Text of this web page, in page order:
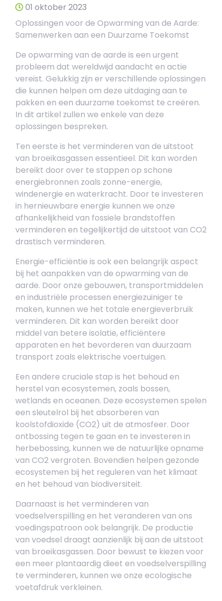
01 oktober 2023
Oplossingen voor de Opwarming van de Aarde:
Samenwerken aan een Duurzame Toekomst
De opwarming van de aarde is een urgent
probleem dat wereldwijd aandacht en actie
vereist. Gelukkig zijn er verschillende oplossingen
die kunnen helpen om deze uitdaging aan te
pakken en een duurzame toekomst te creëren.
In dit artikel zullen we enkele van deze
oplossingen bespreken.
Ten eerste is het verminderen van de uitstoot
van broeikasgassen essentieel. Dit kan worden
bereikt door over te stappen op schone
energiebronnen zoals zonne-energie,
windenergie en waterkracht. Door te investeren
in hernieuwbare energie kunnen we onze
afhankelijkheid van fossiele brandstoffen
verminderen en tegelijkertijd de uitstoot van CO2
drastisch verminderen.
Energie-efficiëntie is ook een belangrijk aspect
bij het aanpakken van de opwarming van de
aarde. Door onze gebouwen, transportmiddelen
en industriële processen energiezuiniger te
maken, kunnen we het totale energieverbruik
verminderen. Dit kan worden bereikt door
middel van betere isolatie, efficiëntere
apparaten en het bevorderen van duurzaam
transport zoals elektrische voertuigen.
Een andere cruciale stap is het behoud en
herstel van ecosystemen, zoals bossen,
wetlands en oceanen. Deze ecosystemen spelen
een sleutelrol bij het absorberen van
koolstofdioxide (CO2) uit de atmosfeer. Door
ontbossing tegen te gaan en te investeren in
herbebossing, kunnen we de natuurlijke opname
van CO2 vergroten. Bovendien helpen gezonde
ecosystemen bij het reguleren van het klimaat
en het behoud van biodiversiteit.
Daarnaast is het verminderen van
voedselverspilling en het veranderen van ons
voedingspatroon ook belangrijk. De productie
van voedsel draagt aanzienlijk bij aan de uitstoot
van broeikasgassen. Door bewust te kiezen voor
een meer plantaardig dieet en voedselverspilling
te verminderen, kunnen we onze ecologische
voetafdruk verkleinen.